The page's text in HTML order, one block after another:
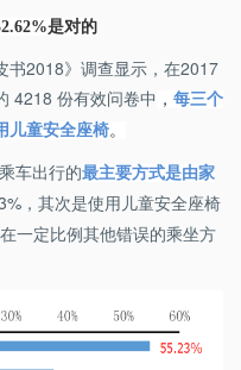
是对的
书2018》调查显示，在2017
4218 份有效问卷中 ， 每三个
儿童安全座椅。
车出行的最主要方式是由家
，其次是使用儿童安全座椅
一定比例其他错误的乘坐方